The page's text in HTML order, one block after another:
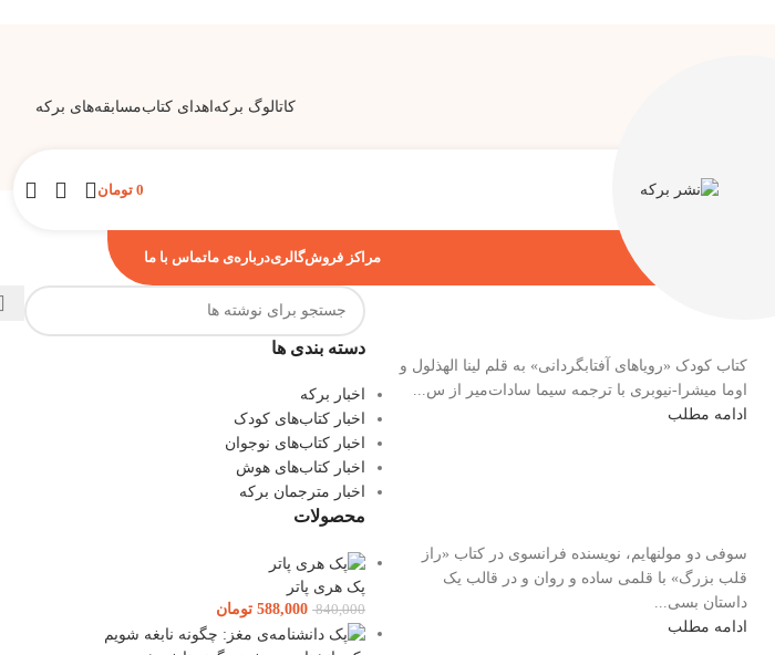
کاتالوگ برکه اهدای کتابمسابقه‌های برکه
0 تومان
مراکز فروشگالریدرباره‌ی ماتماس با ما
کتاب کودک «رویاهای آفتابگردانی» به قلم لینا الهذلول و
اوما میشرا-نیوبری با ترجمه سیما سادات‌میر از س...
ادامه مطلب
سوفی دو مولنهایم، نویسنده فرانسوی در کتاب «راز
قلب بزرگ» با قلمی ساده و روان و در قالب یک
داستان بسی...
ادامه مطلب
دسته بندی ها
اخبار برکه
اخبار کتاب‌های کودک
اخبار کتاب‌های نوجوان
اخبار کتاب‌های هوش
اخبار مترجمان برکه
محصولات
پک هری پاتر
840,000
588,000 تومان